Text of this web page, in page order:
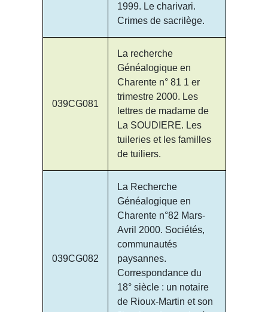
1999. Le charivari.
Crimes de sacrilège.
039CG081
La recherche
Généalogique en
Charente n° 81 1 er
trimestre 2000. Les
lettres de madame de
La SOUDIERE. Les
tuileries et les familles
de tuiliers.
039CG082
La Recherche
Généalogique en
Charente n°82 Mars-
Avril 2000. Sociétés,
communautés
paysannes.
Correspondance du
18° siècle : un notaire
de Rioux-Martin et son